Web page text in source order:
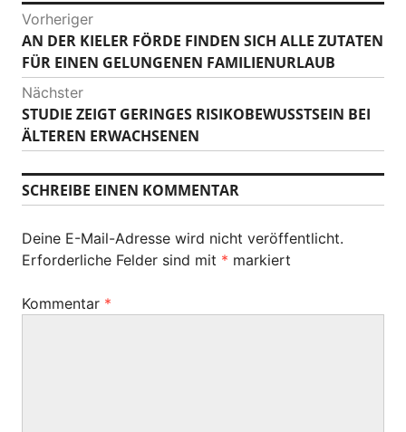
B
e
i
t
r
a
g
s
N
Vorheriger
V
o
r
h
e
r
i
g
r
B
i
AN DER KIELER FÖRDE FINDEN SICH ALLE ZUTATEN
FÜR EINEN GELUNGENEN FAMILIENURLAUB
Nächster
N
ä
h
s
e
r
e
STUDIE ZEIGT GERINGES RISIKOBEWUSSTSEIN BEI
ÄLTEREN ERWACHSENEN
SCHREIBE EINEN KOMMENTAR
Deine E-Mail-Adresse wird nicht veröffentlicht.
Erforderliche Felder sind mit * markiert
Kommentar *